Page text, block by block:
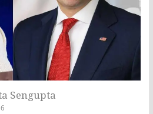
Sengupta